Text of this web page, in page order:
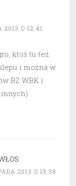
2013 O 12:41
ktoś tu też
i można w
BZ WBK i
2013 O 15:38